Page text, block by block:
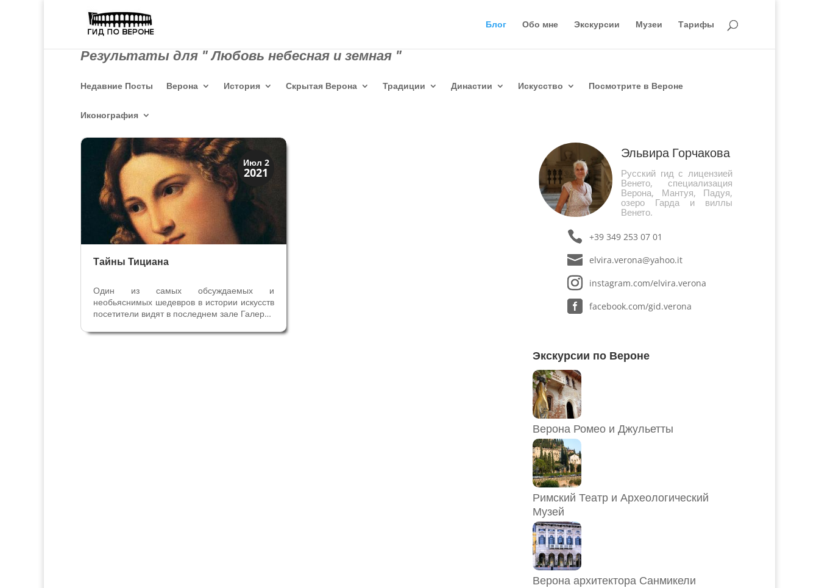
Блог Обо мне Экскурсии Музеи Тарифы
Результаты для " Любовь небесная и земная "
Недавние Посты Верона История Скрытая Верона Традиции Династии Искусство Посмотрите в Вероне
Иконография
Июл 2
2021
Искусство
Тайны картин
Тайны Тициана
Один из самых обсуждаемых и
необьяснимых шедевров в истории искусств
посетители видят в последнем зале Галереи
венецианского художника Тициано
Эльвира Горчакова
Русский гид с лицензией
Венето, специализация
Верона, Мантуя, Падуя,
озеро Гарда и виллы
Венето.
+39 349 253 07 01
elvira.verona@yahoo.it
instagram.com/elvira.verona
facebook.com/gid.verona
Экскурсии по Вероне
Верона Ромео и Джульетты
Римский Театр и Археологический
Музей
Верона архитектора Санмикели